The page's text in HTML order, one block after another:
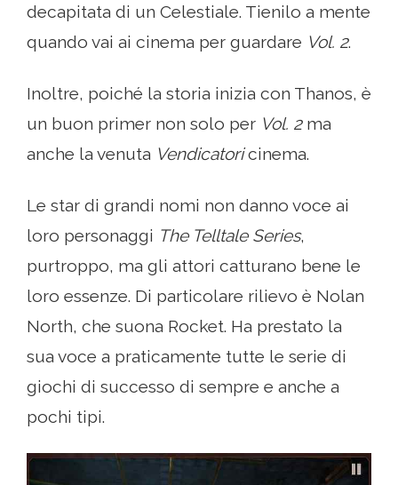
decapitata di un Celestiale. Tienilo a mente
quando vai ai cinema per guardare Vol. 2.
Inoltre, poiché la storia inizia con Thanos, è
un buon primer non solo per Vol. 2ma
anche la venuta Vendicatoricinema.
Le star di grandi nomi non danno voce ai
loro personaggi The Telltale Series,
purtroppo, ma gli attori catturano bene le
loro essenze. Di particolare rilievo è Nolan
North, che suona Rocket. Ha prestato la
sua voce a praticamente tutte le serie di
giochi di successo di sempre e anche a
pochi tipi.